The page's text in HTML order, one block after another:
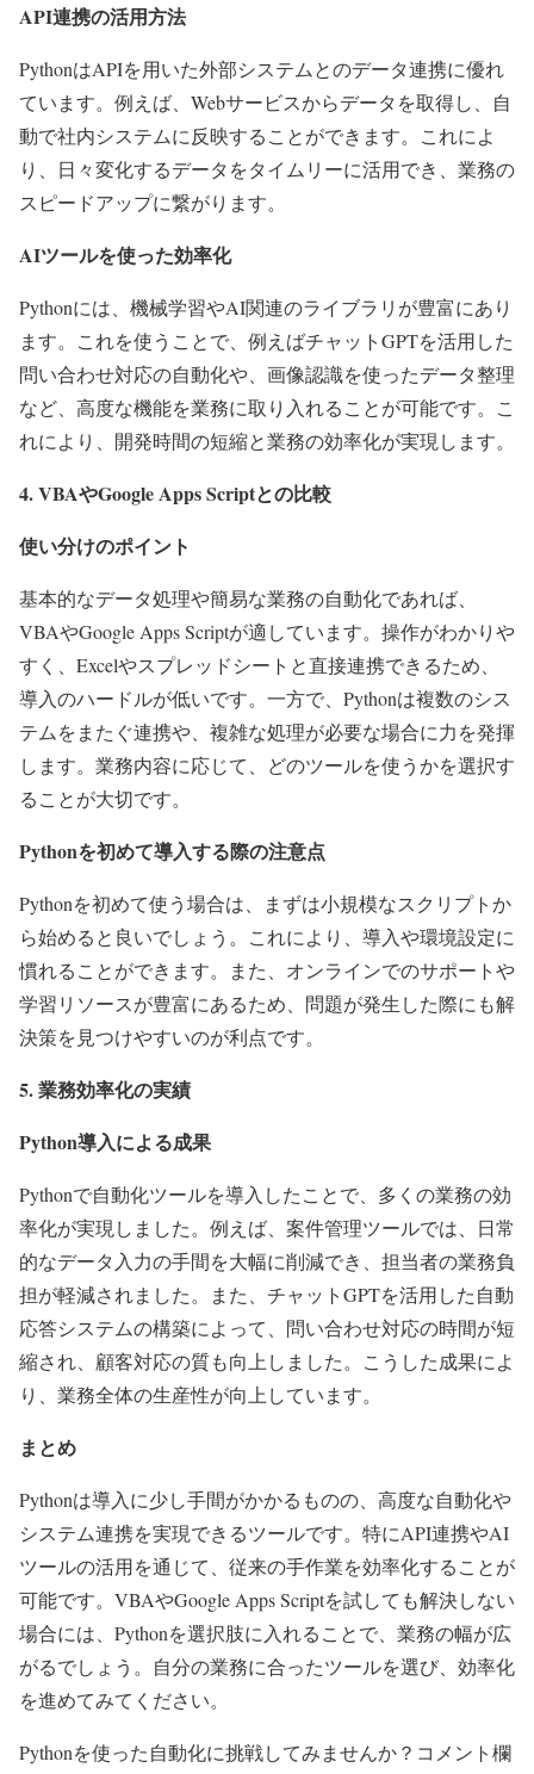
API連携の活用方法
PythonはAPIを用いた外部システムとのデータ連携に優れ
ています。例えば、Webサービスからデータを取得し、自
動で社内システムに反映することができます。これによ
り、日々変化するデータをタイムリーに活用でき、業務の
スピードアップに繋がります。
AIツールを使った効率化
Pythonには、機械学習やAI関連のライブラリが豊富にあり
ます。これを使うことで、例えばチャットGPTを活用した
問い合わせ対応の自動化や、画像認識を使ったデータ整理
など、高度な機能を業務に取り入れることが可能です。こ
れにより、開発時間の短縮と業務の効率化が実現します。
4. VBAやGoogle Apps Scriptとの比較
使い分けのポイント
基本的なデータ処理や簡易な業務の自動化であれば、
VBAやGoogle Apps Scriptが適しています。操作がわかりや
すく、Excelやスプレッドシートと直接連携できるため、
導入のハードルが低いです。一方で、Pythonは複数のシス
テムをまたぐ連携や、複雑な処理が必要な場合に力を発揮
します。業務内容に応じて、どのツールを使うかを選択す
ることが大切です。
Pythonを初めて導入する際の注意点
Pythonを初めて使う場合は、まずは小規模なスクリプトか
ら始めると良いでしょう。これにより、導入や環境設定に
慣れることができます。また、オンラインでのサポートや
学習リソースが豊富にあるため、問題が発生した際にも解
決策を見つけやすいのが利点です。
5. 業務効率化の実績
Python導入による成果
Pythonで自動化ツールを導入したことで、多くの業務の効
率化が実現しました。例えば、案件管理ツールでは、日常
的なデータ入力の手間を大幅に削減でき、担当者の業務負
担が軽減されました。また、チャットGPTを活用した自動
応答システムの構築によって、問い合わせ対応の時間が短
縮され、顧客対応の質も向上しました。こうした成果によ
り、業務全体の生産性が向上しています。
まとめ
Pythonは導入に少し手間がかかるものの、高度な自動化や
システム連携を実現できるツールです。特にAPI連携やAI
ツールの活用を通じて、従来の手作業を効率化することが
可能です。VBAやGoogle Apps Scriptを試しても解決しない
場合には、Pythonを選択肢に入れることで、業務の幅が広
がるでしょう。自分の業務に合ったツールを選び、効率化
を進めてみてください。
Pythonを使った自動化に挑戦してみませんか？コメント欄